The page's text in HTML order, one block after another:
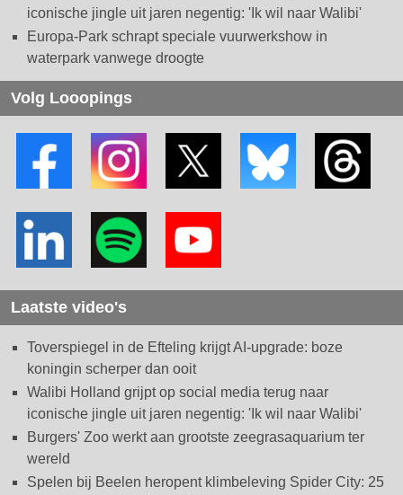
iconische jingle uit jaren negentig: 'Ik wil naar Walibi'
Europa-Park schrapt speciale vuurwerkshow in
waterpark vanwege droogte
Volg Looopings
Laatste video's
Toverspiegel in de Efteling krijgt AI-upgrade: boze
koningin scherper dan ooit
Walibi Holland grijpt op social media terug naar
iconische jingle uit jaren negentig: 'Ik wil naar Walibi'
Burgers' Zoo werkt aan grootste zeegrasaquarium ter
wereld
Spelen bij Beelen heropent klimbeleving Spider City: 25